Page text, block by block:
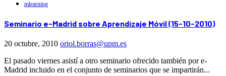
mlearning
Seminario e-Madrid sobre Aprendizaje Móvil (15-10-2010)
20 octubre, 2010 oriol.borras@upm.es
El pasado viernes asistí a otro seminario ofrecido también por e-
Madrid incluido en el conjunto de seminarios que se impartirán...